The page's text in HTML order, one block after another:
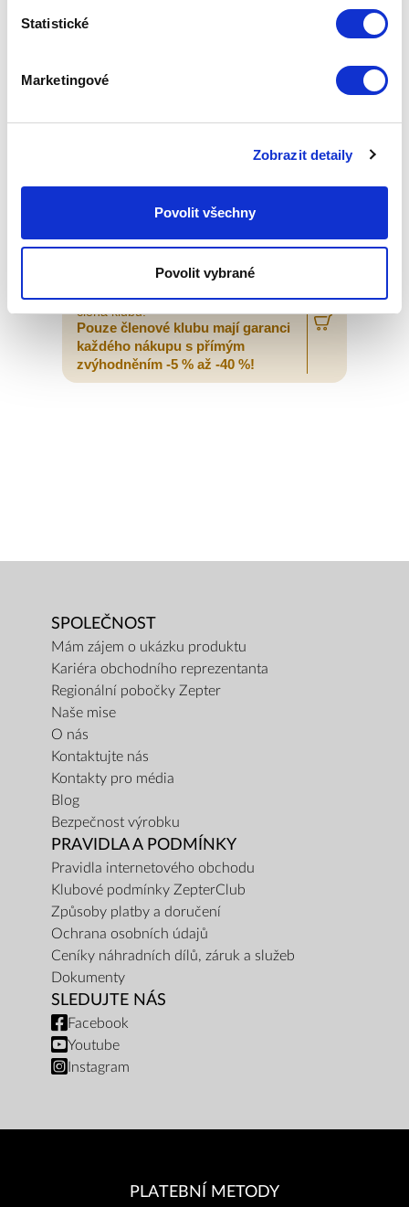
Statistické
Marketingové
Zobrazit detaily
Povolit všechny
Povolit vybrané
PRODLOUŽENÁ ZÁRUKA 3 ROK
Základní cena 5 090,00 Kč
cena
Přihlaste se a zobrazí se vám cena pro
člena klubu.
Pouze členové klubu mají garanci
každého nákupu s přímým
zvýhodněním -5 % až -40 %!
SPOLEČNOST
Mám zájem o ukázku produktu
Kariéra obchodního reprezentanta
Regionální pobočky Zepter
Naše mise
O nás
Kontaktujte nás
Kontakty pro média
Blog
Bezpečnost výrobku
PRAVIDLA A PODMÍNKY
Pravidla internetového obchodu
Klubové podmínky ZepterClub
Způsoby platby a doručení
Ochrana osobních údajů
Ceníky náhradních dílů, záruk a služeb
Dokumenty
SLEDUJTE NÁS
Facebook
Youtube
Instagram
PLATEBNÍ METODY